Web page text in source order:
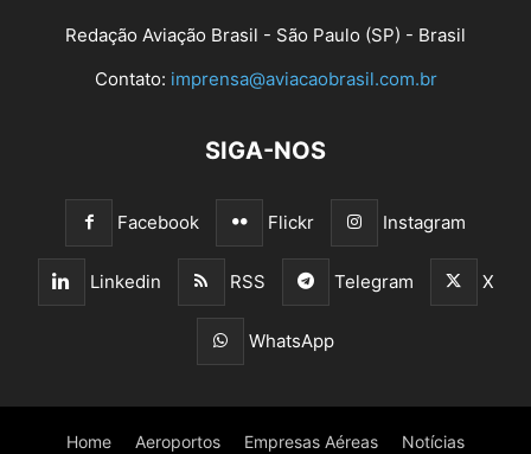
Redação Aviação Brasil - São Paulo (SP) - Brasil
Contato: imprensa@aviacaobrasil.com.br
SIGA-NOS
Facebook Flickr Instagram
Linkedin RSS Telegram X
WhatsApp
Home Aeroportos Empresas Aéreas Notícias